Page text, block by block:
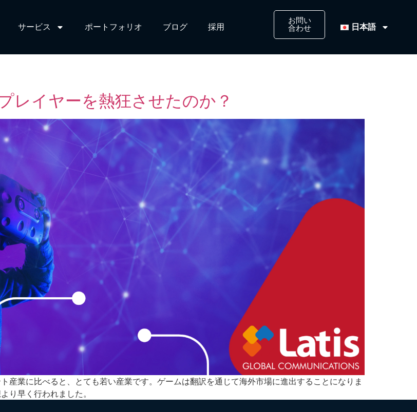
サービス​ ポートフォリオ ブログ​ 採用​
お問い
合わせ​
日本語
レイヤーを熱狂させたのか？
産業に比べると、とても若い産業です。ゲームは翻訳を通じて海外市場に進出することになりま
り早く行われました。